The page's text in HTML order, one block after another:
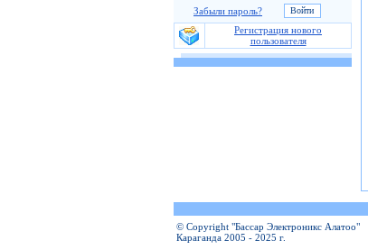
Забыли пароль?
Регистрация нового
пользователя
© Copyright "Бассар Электроникс Алатоо"
Караганда 2005 - 2025 г.